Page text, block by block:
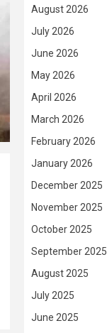
August 2026
July 2026
June 2026
May 2026
April 2026
March 2026
February 2026
January 2026
December 2025
November 2025
October 2025
September 2025
August 2025
July 2025
June 2025